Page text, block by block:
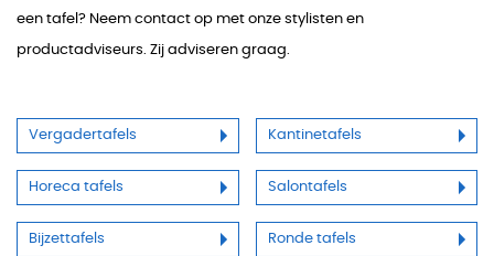
een tafel? Neem contact op met onze stylisten en
productadviseurs. Zij adviseren graag.
Vergadertafels Kantinetafels
Horeca tafels Salontafels
Bijzettafels Ronde tafels